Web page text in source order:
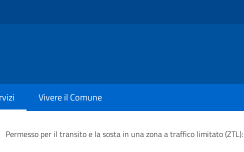
Vivere il Comune
Permesso per il transito e la sosta in una zona a traffico limitato